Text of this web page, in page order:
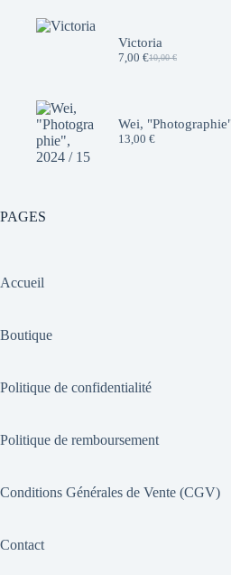
10,00 €.
7,00 €.
Victoria
10,00€
Le
10,00 €.
7,00 €Le
7,00 €.
Wei,
13,00 €
PAGES
Accueil
Boutique
Politique de confidentialité
Politique de remboursement
Conditions Générales de Vente (CGV)
Contact